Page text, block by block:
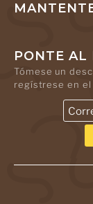
PONTE AL
Tómese un
regístrese en